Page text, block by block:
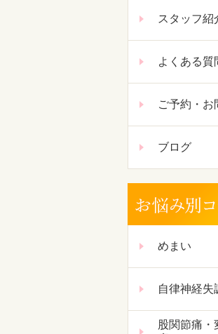
スタッフ紹
よくある質
ご予約・お
ブログ
めまい
自律神経失
股関節痛・